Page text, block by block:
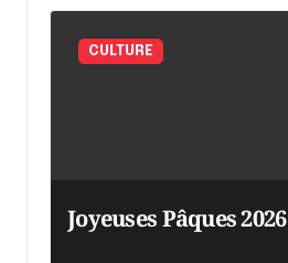
CULTURE
Joyeuses Pâques 2026